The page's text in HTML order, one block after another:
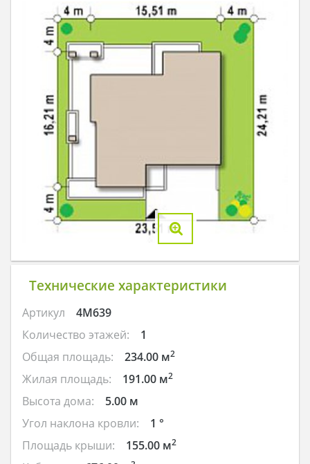
Технические характеристики
Артикул
4M639
Количество этажей:
1
Общая площадь:
234.00 м2
Жилая площадь: 191.00 м2
Высота дома:
5.00 м
Угол наклона кровли:
1 °
Площадь крыши:
155.00 м2